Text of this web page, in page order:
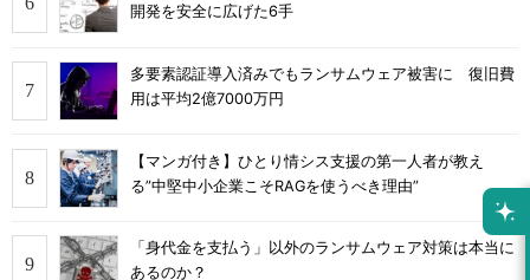
開発を安全に広げた6手
多要素認証導入済みでもランサムウェア被害に 復旧費
用は平均2億7000万円
【マンガ付き】ひとり情シス支援の第一人者が教え
る”中堅中小企業こそRAGを使うべき理由”
「身代金を支払う」以外のランサムウェア対策は本当に
あるのか？